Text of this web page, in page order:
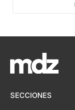
SECCIONES